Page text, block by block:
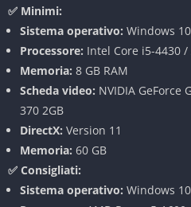
precisione, arresti, salvataggi e
penalizzando l’uso eccessivo
Personalizzazione:Le armi
personalizzazione è meno
genere.
Grafica e audio:
ambientazioni dettagliate e un
con effetti sonori che
Modalità di gioco
✅ Minimi:
Sistema operativo: Windows
Processore: Intel Core i5-4430 /
Memoria: 8 GB RAM
Scheda video: NVIDIA GeForce
370 2GB
DirectX: Version 11
Memoria: 60 GB
✅ Consigliati:
Sistema operativo: Windows